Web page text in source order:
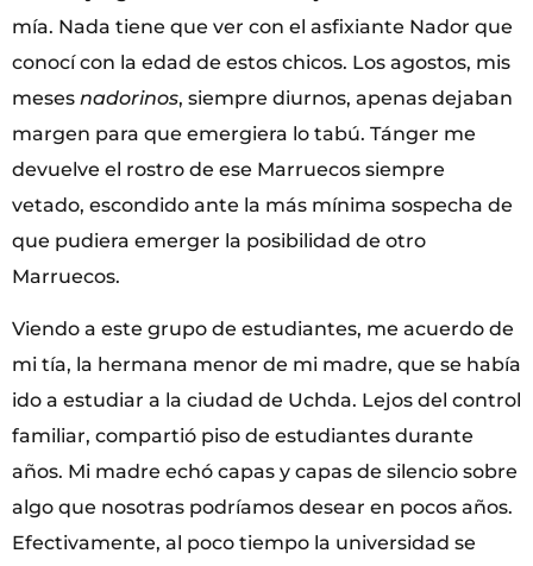
mía. Nada tiene que ver con el asfixiante Nador que
conocí con la edad de estos chicos. Los agostos, mis
meses nadorinos, siempre diurnos, apenas dejaban
margen para que emergiera lo tabú. Tánger me
devuelve el rostro de ese Marruecos siempre
vetado, escondido ante la más mínima sospecha de
que pudiera emerger la posibilidad de otro
Marruecos.
Viendo a este grupo de estudiantes, me acuerdo de
mi tía, la hermana menor de mi madre, que se había
ido a estudiar a la ciudad de Uchda. Lejos del control
familiar, compartió piso de estudiantes durante
años. Mi madre echó capas y capas de silencio sobre
algo que nosotras podríamos desear en pocos años.
Efectivamente, al poco tiempo la universidad se